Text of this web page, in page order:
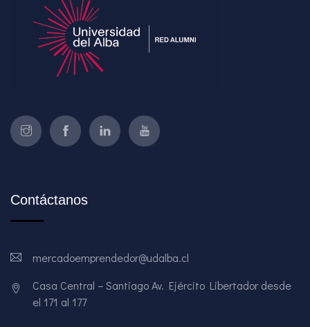
Contáctanos
mercadoemprendedor@udalba.cl
Casa Central – Santiago Av. Ejército Libertador desde
el 171 al 177